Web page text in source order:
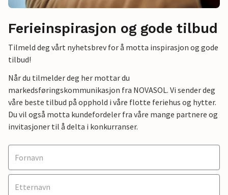
Ferieinspirasjon og gode tilbud
Tilmeld deg vårt nyhetsbrev for å motta inspirasjon og gode
tilbud!
Når du tilmelder deg her mottar du
markedsføringskommunikasjon fra NOVASOL. Vi sender deg
våre beste tilbud på opphold i våre flotte feriehus og hytter.
Du vil også motta kundefordeler fra våre mange partnere og
invitasjoner til å delta i konkurranser.